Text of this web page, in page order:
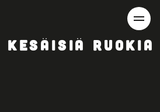
KESÄISIÄ RUOKIA